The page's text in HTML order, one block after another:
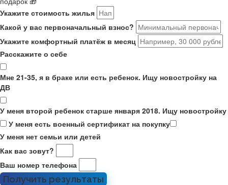
Укажите стоимость жилья
Какой у вас первоначальный взнос?
Укажите комфортный платёж в месяц
Расскажите о себе
Мне 21-35, я в браке или есть ребенок. Ищу новостройку на
ДВ
У меня второй ребенок старше января 2018. Ищу новостройку
У меня есть военный сертификат на покупку
У меня нет семьи или детей
Как вас зовут?
Ваш номер телефона
Получить результаты